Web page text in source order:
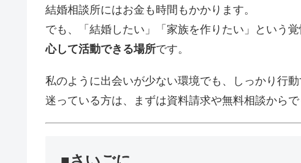
結婚相談所にはお金も時間もかかります。
でも、「結婚したい」「家族を作りたい」という覚
心して活動できる場所です。
私のように出会いが少ない環境でも、しっかり行動
迷っている方は、まずは資料請求や無料相談から